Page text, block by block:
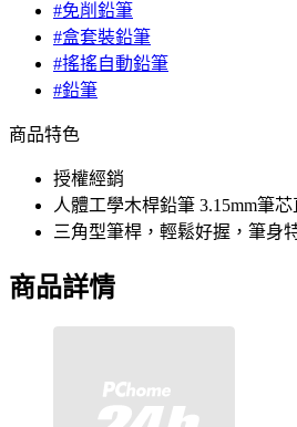
#免削鉛筆
#盒套裝鉛筆
#搖搖自動鉛筆
#鉛筆
商品特色
授權經銷
人體工學木桿鉛筆 3.15mm筆
三角型筆桿，輕鬆好握，筆身
商品詳情